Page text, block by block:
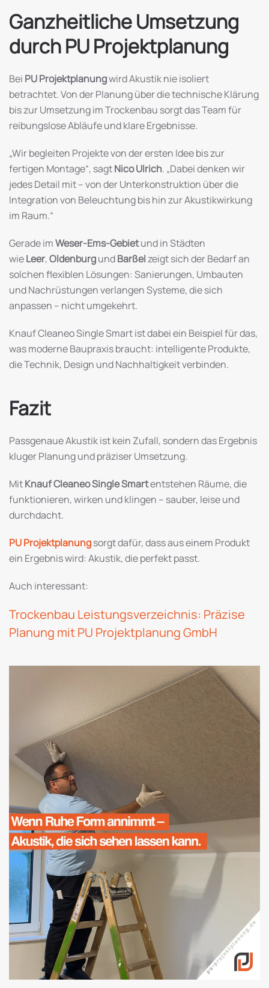
Ganzheitliche Umsetzung
durch PU Projektplanung
Bei PU Projektplanungwird Akustik nie isoliert
betrachtet. Von der Planung über die technische Klärung
bis zur Umsetzung im Trockenbau sorgt das Team für
reibungslose Abläufe und klare Ergebnisse.
„Wir begleiten Projekte von der ersten Idee bis zur
fertigen Montage“, sagtNico Ulrich. „Dabei denken wir
jedes Detail mit – von der Unterkonstruktion über die
Integration von Beleuchtung bis hin zur Akustikwirkung
im Raum.“
Gerade imWeser-Ems-Gebietund in Städten
wieLeer,OldenburgundBarßelzeigt sich der Bedarf an
solchen flexiblen Lösungen: Sanierungen, Umbauten
und Nachrüstungen verlangen Systeme, die sich
anpassen – nicht umgekehrt.
Knauf Cleaneo Single Smart ist dabei ein Beispiel für das,
was moderne Baupraxis braucht: intelligente Produkte,
die Technik, Design und Nachhaltigkeit verbinden.
Fazit
Passgenaue Akustik ist kein Zufall, sondern das Ergebnis
kluger Planung und präziser Umsetzung.
MitKnauf Cleaneo Single Smartentstehen Räume, die
funktionieren, wirken und klingen – sauber, leise und
durchdacht.
PU Projektplanungsorgt dafür, dass aus einem Produkt
ein Ergebnis wird: Akustik, die perfekt passt.
Auch interessant:
Trockenbau Leistungsverzeichnis: Präzise
Planung mit PU Projektplanung GmbH